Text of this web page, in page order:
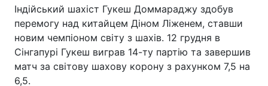
Індійський шахіст Гукеш Доммараджу здобув
перемогу над китайцем Діном Ліженем, ставши
новим чемпіоном світу з шахів. 12 грудня в
Сінгапурі Гукеш виграв 14-ту партію та завершив
матч за світову шахову корону з рахунком 7,5 на
6,5.